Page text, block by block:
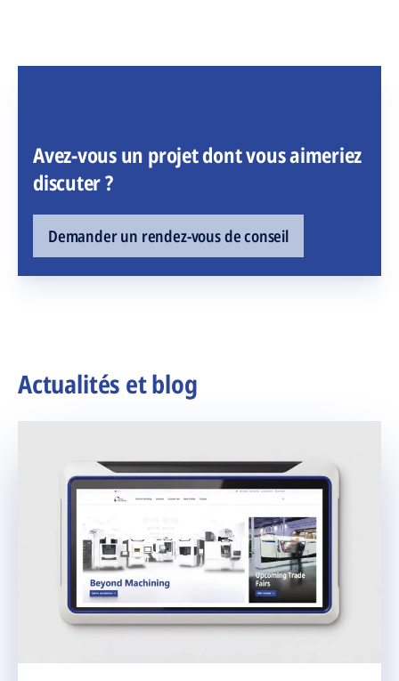
Avez-vous un projet dont vous aimeriez
discuter ?
Demander un rendez-vous de conseil
Actualités et blog